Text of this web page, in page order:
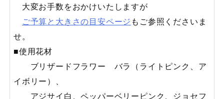
大変お手数をおかけいたしますが
ご予算と大きさの目安ページ もご参照くださいま
せ。
■使用花材
ブリザードフラワー バラ（ライトピンク、ア
イボリー）、
アジサイ白、ペッパーベリーピンク、ジョセフ